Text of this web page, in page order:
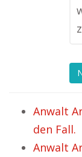
Anwalt
den Fall.
Anwalt